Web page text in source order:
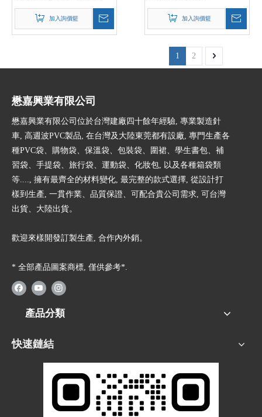
防水收納袋
多功能收納袋
防水衣物袋
便攜式防水袋
便攜式多功能收納袋
防水多功能收納袋
加入詢價籃
收納袋工廠
旅行收納袋
旅行盥洗包
多功能收納袋
加入詢價籃
1 2
懋嘉興業有限公司
懋嘉興業有限公司位於台灣建廠四十餘年經驗, 專業製造針
車, 高週波PVC製品, 在台灣及大陸東莞都有設廠, 專門生產各
種PVC袋、購物袋、保溫袋、包裝袋、圍裙、學生書包、補
習袋、手提袋、旅行袋、運動袋、化妝包, 以及各種箱袋類
等...., 擁有最齊全的材料變化, 最完整的款式選擇, 從設計打
樣到生產, 一貫作業、品質保證、可配合貴公司需求, 可台灣
出貨、大陸出貨。
歡迎來樣開發訂製生產, 合作內外銷。
* 全部產品圖案商標, 僅供參考*.
產品分類
快速鏈結